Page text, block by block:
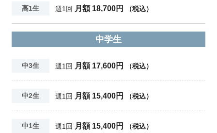
高1生 週1回 月額 18,700円 （税込）
中学生
中3生 週1回 月額 17,600円 （税込）
中2生 週1回 月額 15,400円 （税込）
中1生 週1回 月額 15,400円 （税込）